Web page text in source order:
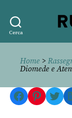
Cerca
Home >
Diomede e
Facebook